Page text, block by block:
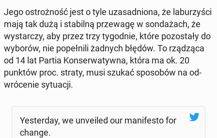
Jego ostroż­ność jest o tyle uza­sad­nio­na, że la­bu­rzy­ści
mają tak dużą i sta­bil­ną prze­wa­gę w son­da­żach, że
wy­star­czy, aby przez trzy ty­go­dnie, które po­zo­sta­ły do
wyborów, nie po­peł­ni­li żadnych błędów. To rzą­dzą­ca
od 14 lat Partia Kon­ser­wa­tyw­na, która ma ok. 20
punktów proc. straty, musi szukać spo­so­bów na od­
wró­ce­nie sy­tu­acji.
Yester­day, we unve­iled our ma­ni­fe­sto for
change.